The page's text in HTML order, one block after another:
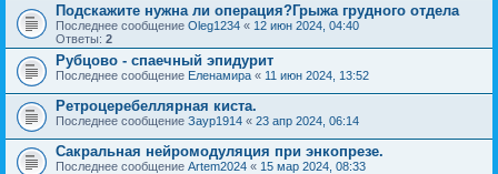
Подскажите нужна ли операция?Грыжа грудного отдела
Последнее сообщение Oleg1234 « 12 июн 2024, 04:40
Ответы: 2
Рубцово - спаечный эпидурит
Последнее сообщение Еленамира « 11 июн 2024, 13:52
Ретроцеребеллярная киста.
Последнее сообщение Заур1914 « 23 апр 2024, 06:14
Сакральная нейромодуляция при энкопрезе.
Последнее сообщение Artem2024 « 15 мар 2024, 08:33